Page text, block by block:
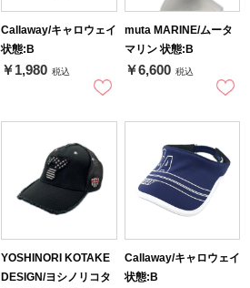
Callaway/キャロウェイ
状態:B
￥1,980 税込
muta MARINE/ムータ
マリン 状態:B
￥6,600 税込
YOSHINORI KOTAKE
DESIGN/ヨシノリコタ
Callaway/キャロウェイ
状態:B